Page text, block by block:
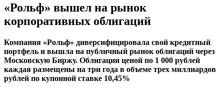
«Рольф» вышел на рынок
корпоративных облигаций
Компания «Рольф» диверсифицировала свой кредитный
портфель и вышла на публичный рынок облигаций через
Московскую Биржу. Облигации ценой по 1 000 рублей
каждая размещены на три года в объеме трех миллиардов
рублей по купонной ставке 10,45%